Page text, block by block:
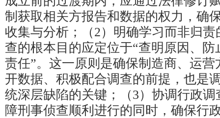
制获取相关方报告和数据的权力，确
收集与分析；（2）明确学习而非归
查的根本目的应定位于“查明原因、防
责任”。这一原则是确保制造商、运
开数据、积极配合调查的前提，也是
统深层缺陷的关键；（3）协调行政
障刑事侦查顺利进行的同时，确保行